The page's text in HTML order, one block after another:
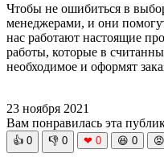
Чтобы не ошибиться в
менеджерами, и они
нас работают настоящие
работы, которые в
необходимое и оформят
23 ноября 2021
Вам понравилась эта
👍 0 👎 0 ❤ 0 😆 0 😡